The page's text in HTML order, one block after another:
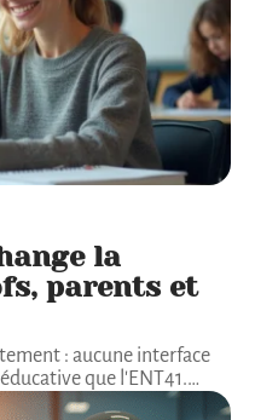
la
parents et
: aucune interface
que l'ENT41.…